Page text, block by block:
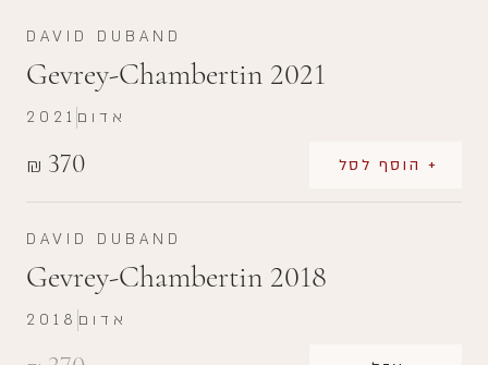
DAVID DUBAND
Gevrey-Chambertin 2021
₪ 370 + הוסף לסל
2021 אדום
DAVID DUBAND
Gevrey-Chambertin 2018
2018 אדום